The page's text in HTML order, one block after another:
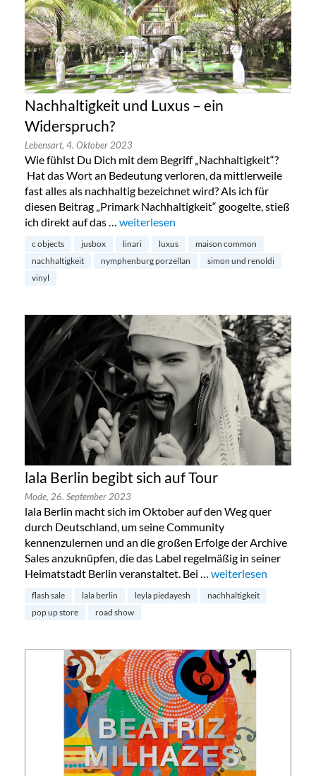
Nachhaltigkeit und Luxus – ein
Widerspruch?
Lebensart, 4. Oktober 2023
Wie fühlst Du Dich mit dem Begriff „Nachhaltigkeit“?
Hat das Wort an Bedeutung verloren, da mittlerweile
fast alles als nachhaltig bezeichnet wird? Als ich für
diesen Beitrag „Primark Nachhaltigkeit“ googelte, stieß
ich direkt auf das … „Nachhaltigkeit und Luxus – ein
weiterlesen
c objects jusbox linari luxus
maison common
nachhaltigkeit
nymphenburg porzellan
simon und renoldi
vinyl
lala Berlin begibt sich auf Tour
Mode, 26. September 2023
lala Berlin macht sich im Oktober auf den Weg quer
durch Deutschland, um seine Community
kennenzulernen und an die großen Erfolge der Archive
Sales anzuknüpfen, die das Label regelmäßig in seiner
Heimatstadt Berlin veranstaltet. Bei … „lala Berlin begibt
weiterlesen
flash sale lala berlin leyla piedayesh
nachhaltigkeit
pop up store
road show